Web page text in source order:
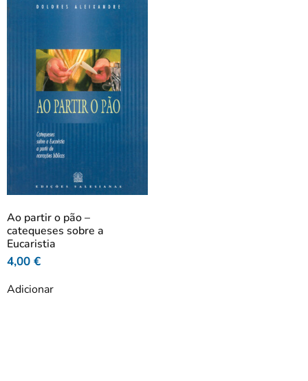
Ao partir o pão –
catequeses sobre a
Eucaristia
4,00 €
Adicionar